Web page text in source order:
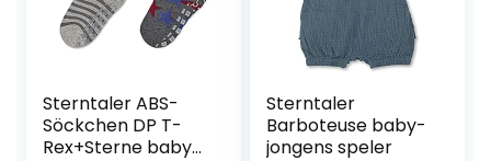
Sterntaler ABS-
Söckchen DP T-
Rex+Sterne baby-
Sterntaler
Barboteuse baby-
jongens speler